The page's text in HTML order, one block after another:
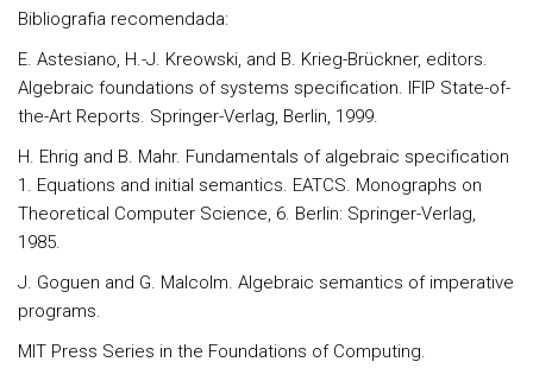
Bibliografia recomendada:
E. Astesiano, H.-J. Kreowski, and B. Krieg-Brückner, editors.
Algebraic foundations of systems specification. IFIP State-of-
the-Art Reports. Springer-Verlag, Berlin, 1999.
H. Ehrig and B. Mahr. Fundamentals of algebraic specification
1. Equations and initial semantics. EATCS. Monographs on
Theoretical Computer Science, 6. Berlin: Springer-Verlag,
1985.
J. Goguen and G. Malcolm. Algebraic semantics of imperative
programs.
MIT Press Series in the Foundations of Computing.